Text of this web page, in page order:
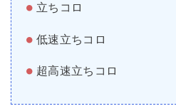
立ちコロ
低速立ちコロ
超高速立ちコロ